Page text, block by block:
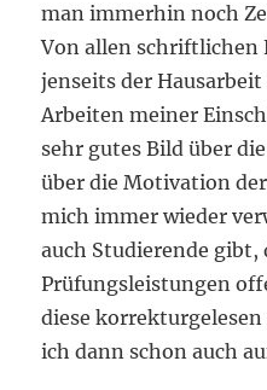
man immerhin noch
Von allen schriftlichen
jenseits der
Arbeiten meiner
sehr gutes Bild über
über die Motivation
mich immer wieder
auch Studierende gibt,
Prüfungsleistungen
diese korrekturgelesen
ich dann schon auch